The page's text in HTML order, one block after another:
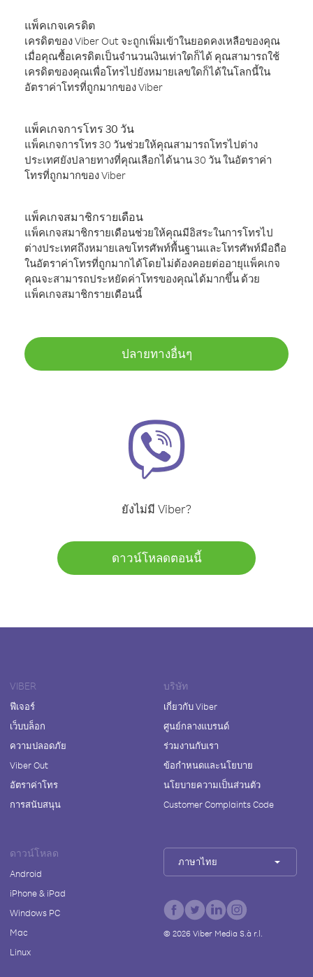
แพ็คเกจเครดิต
เครดิตของ Viber Out จะถูกเพิ่มเข้าในยอดคงเหลือของคุณ
เมื่อคุณซื้อเครดิตเป็นจำนวนเงินเท่าใดก็ได้ คุณสามารถใช้
เครดิตของคุณเพื่อโทรไปยังหมายเลขใดก็ได้ในโลกนี้ใน
อัตราค่าโทรที่ถูกมากของ Viber
แพ็คเกจการโทร 30 วัน
แพ็คเกจการโทร 30 วันช่วยให้คุณสามารถโทรไปต่าง
ประเทศยังปลายทางที่คุณเลือกได้นาน 30 วัน ในอัตราค่า
โทรที่ถูกมากของ Viber
แพ็คเกจสมาชิกรายเดือน
แพ็คเกจสมาชิกรายเดือนช่วยให้คุณมีอิสระในการโทรไป
ต่างประเทศถึงหมายเลขโทรศัพท์พื้นฐานและโทรศัพท์มือถือ
ในอัตราค่าโทรที่ถูกมากได้โดยไม่ต้องคอยต่ออายุแพ็คเกจ
คุณจะสามารถประหยัดค่าโทรของคุณได้มากขึ้น ด้วย
แพ็คเกจสมาชิกรายเดือนนี้
ปลายทางอื่นๆ
ยังไม่มี Viber?
ดาวน์โหลดตอนนี้
VIBER
ฟีเจอร์
เว็บบล็อก
ความปลอดภัย
Viber Out
อัตราค่าโทร
การสนับสนุน
บริษัท
เกี่ยวกับ Viber
ศูนย์กลางแบรนด์
ร่วมงานกับเรา
ข้อกำหนดและนโยบาย
นโยบายความเป็นส่วนตัว
Customer Complaints Code
ดาวน์โหลด
Android
iPhone & iPad
Windows PC
Mac
Linux
ภาษาไทย
© 2026Viber Media S.à r.l.